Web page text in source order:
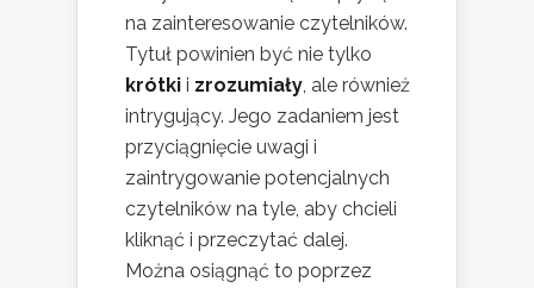
na zainteresowanie czytelników.
Tytuł powinien być nie tylko
krótki i zrozumiały , ale również
intrygujący. Jego zadaniem jest
przyciągnięcie uwagi i
zaintrygowanie potencjalnych
czytelników na tyle, aby chcieli
kliknąć i przeczytać dalej.
Można osiągnąć to poprzez